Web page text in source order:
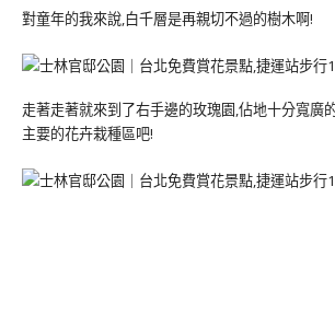
對童年的我來說,白千層是再親切不過的樹木啊!
走著走著就來到了右手邊的玫瑰園,佔地十分寬廣
主要的花卉栽種區吧!